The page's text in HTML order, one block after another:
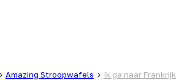
Amazing Stroopwafels Ik ga naar Frankrijk